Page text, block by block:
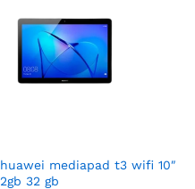
huawei mediapad t3 wifi 10″
2gb 32 gb